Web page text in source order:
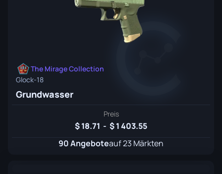
The Mirage Collection
Glock-18
Grundwasser
Preis
18.71 -
1 403.55
90 Angeboteauf 23 Märkten